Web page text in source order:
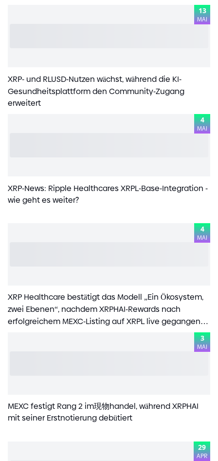
13
MAI
XRP- und RLUSD-Nutzen wächst, während die KI-
Gesundheitsplattform den Community-Zugang
erweitert
4
MAI
XRP-News: Ripple Healthcares XRPL-Base-Integration -
wie geht es weiter?
4
MAI
XRP Healthcare bestätigt das Modell „Ein Ökosystem,
zwei Ebenen“, nachdem XRPHAI-Rewards nach
erfolgreichem MEXC-Listing auf XRPL live gegangen
3
MAI
MEXC festigt Rang 2 im現物handel, während XRPHAI
mit seiner Erstnotierung debütiert
29
APR